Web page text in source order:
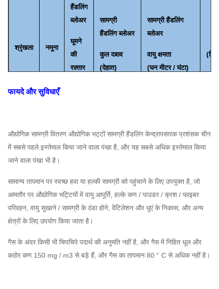
श्रृंखला नमूना
हैंडलिंग
ब्लोअर
घूमने
की
रफ़्तार
सामग्री
हैंडलिंग ब्लोअर
कुल दबाव
(देहात)
सामग्री हैंडलिंग
ब्लोअर
वायु क्षमता
(घन मीटर / घंटा)
4-09
सामग्री
ब्लोअर
7C
~
1800
233 ~ 2406 4939~24,038 1.5
8C
~
1800
है
240 ~ 3150 6542 35,882
10C
~
1300
258 ~ 2551 10,931~50,807
फायदे और सुविधाएँ
औद्योगिक सामग्री वितरण औद्योगिक भट्टों सामग्री हैंडलिंग केन्द्रापसारक प्रशंसकचीन
में सबसे पहले इस्तेमाल किया जाने वाला पंखा है, और यह सबसे अधिक इस्तेमाल किया
जाने वाला पंखा भी है।
सामान्य तापमान पर स्वच्छ हवा या हल्की सामग्री को पहुंचाने के लिए उपयुक्त है, जो
आमतौर पर औद्योगिक भट्टियों में वायु आपूर्ति, हल्के कण / पाउडर / क्रश / फाइबर
परिवहन, वायु सुखाने / सामग्री के ठंडा होने, वेंटिलेशन और धुएं के निकास, और अन्य
क्षेत्रों के लिए उपयोग किया जाता है।
गैस के अंदर किसी भी चिपचिपे पदार्थ की अनुमति नहीं है, और गैस में निहित धूल और
कठोर कण 150 mg / m3 से बड़े हैं, और गैस का तापमान 80 ° C से अधिक नहीं है।